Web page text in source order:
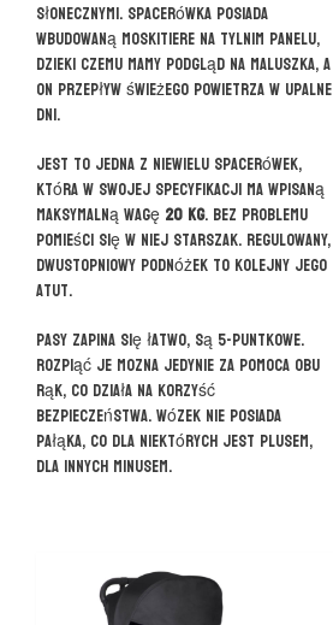
słonecznymi. Spacerówka posiada
wbudowaną moskitiere na tylnim panelu,
dzieki czemu mamy podgląd na maluszka, a
on przepływ świeżego powietrza w upalne
dni.
Jest to jedna z niewielu spacerówek,
która w swojej specyfikacji ma wpisaną
maksymalną wagę 20 kg. Bez problemu
pomieści się w niej starszak. Regulowany,
dwustopniowy podnóżek to kolejny jego
atut.
Pasy zapina się łatwo, są 5-puntkowe.
Rozpiąć je mozna jedynie za pomoca obu
rąk, co działa na korzyść
bezpieczeństwa. Wózek nie posiada
pałąka, co dla niektórych jest plusem,
dla innych minusem.